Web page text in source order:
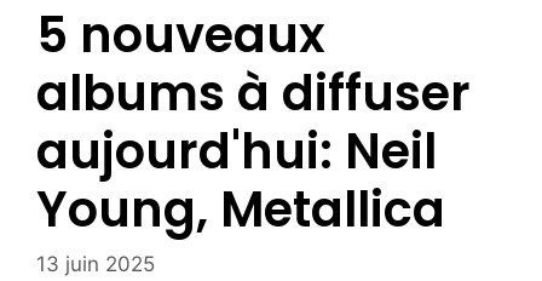
5 nouveaux
albums à diffuser
aujourd'hui: Neil
Young, Metallica
13 juin 2025